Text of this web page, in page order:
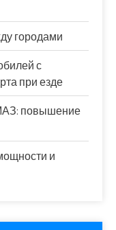
городами
с
при езде
повышение
и